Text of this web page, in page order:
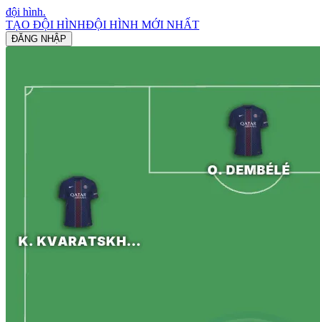
đội hình.
TẠO ĐỘI HÌNHĐỘI HÌNH MỚI NHẤT
ĐĂNG NHẬP